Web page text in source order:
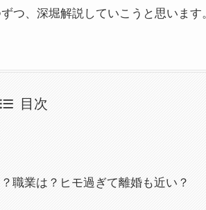
つ、深堀解説していこうと思います。
目次
職業は？ヒモ過ぎて離婚も近い？